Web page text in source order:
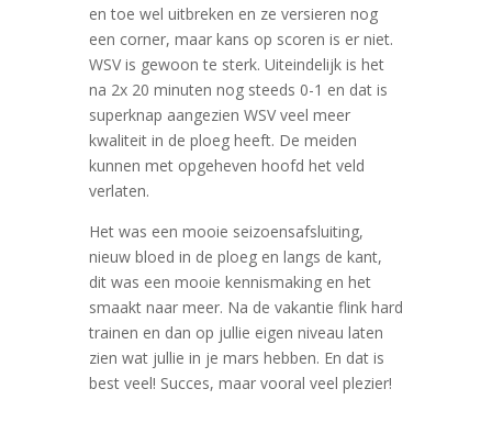
en toe wel uitbreken en ze versieren nog
een corner, maar kans op scoren is er niet.
WSV is gewoon te sterk. Uiteindelijk is het
na 2x 20 minuten nog steeds 0-1 en dat is
superknap aangezien WSV veel meer
kwaliteit in de ploeg heeft. De meiden
kunnen met opgeheven hoofd het veld
verlaten.
Het was een mooie seizoensafsluiting,
nieuw bloed in de ploeg en langs de kant,
dit was een mooie kennismaking en het
smaakt naar meer. Na de vakantie flink hard
trainen en dan op jullie eigen niveau laten
zien wat jullie in je mars hebben. En dat is
best veel! Succes, maar vooral veel plezier!